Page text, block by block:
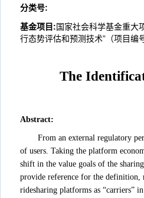
分类号:
基金项目:国家社会科学基金重大
行态势评估和预测技术”（项目编
The
Abstract:
From an external regulatory
of users. Taking the platform
shift in the value goals of the
provide reference for the
ridesharing platforms as “carriers”